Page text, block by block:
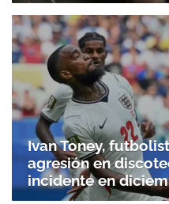
Ivan Toney,
agresión en
incidente en